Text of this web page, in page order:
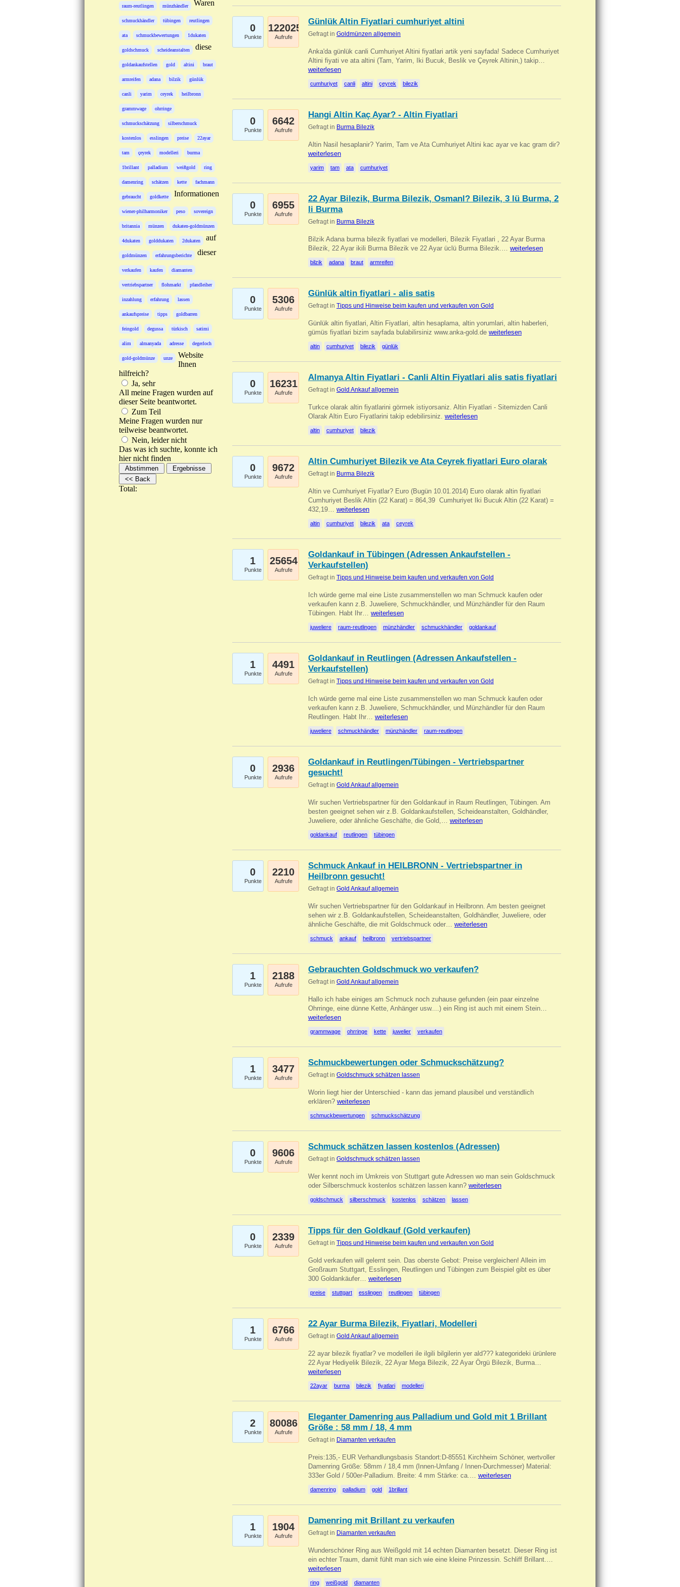
raum-reutlingen münzhändler
schmuckhändler tübingen reutlingen
ata schmuckbewertungen 1dukaten
goldschmuck scheideanstalten
goldankaufstellen gold altini braut
armreifen adana bilzik günlük
canli yarim ceyrek heilbronn
grammwage ohrringe
schmuckschätzung silberschmuck
kostenlos esslingen preise 22ayar
tam çeyrek modelleri burma
1brillant palladium weißgold ring
damenring schätzen kette fachmann
gebraucht goldkette
wiener-philharmoniker peso sovereign
britannia münzen dukaten-goldmünzen
4dukaten golddukaten 2dukaten
goldmünzen erfahrungsberichte
verkaufen kaufen diamanten
vertriebspartner flohmarkt pfandleiher
inzahlung erfahrung lassen
ankaufspreise tipps goldbarren
feingold degussa türkisch satimi
alim almanyada adresse degerloch
gold-goldmünze unze
Waren
diese
Informationen
auf
dieser
Website
Ihnen
hilfreich?
Ja, sehr
All meine Fragen wurden auf
dieser Seite beantwortet.
Zum Teil
Meine Fragen wurden nur
teilweise beantwortet.
Nein, leider nicht
Das was ich suchte, konnte ich
hier nicht finden
Total:
0
Punkte
122025
Aufrufe
Günlük Altin Fiyatlari cumhuriyet altini
Gefragt in Goldmünzen allgemein
Anka'da günlük canli Cumhuriyet Altini fiyatlari artik yeni sayfada! Sadece Cumhuriyet
Altini fiyati ve ata altini (Tam, Yarim, Iki Bucuk, Beslik ve Çeyrek Altinin,) takip…
weiterlesen
cumhuriyet canli altini çeyrek bilezik
0
Punkte
6642
Aufrufe
Hangi Altin Kaç Ayar? - Altin Fiyatlari
Gefragt in Burma Bilezik
Altin Nasil hesaplanir? Yarim, Tam ve Ata Cumhuriyet Altini kac ayar ve kac gram dir?
weiterlesen
yarim tam ata cumhuriyet
0
Punkte
6955
Aufrufe
22 Ayar Bilezik, Burma Bilezik, Osmanl? Bilezik, 3 lü Burma, 2
li Burma
Gefragt in Burma Bilezik
Bilzik Adana burma bilezik fiyatlari ve modelleri, Bilezik Fiyatlari , 22 Ayar Burma
Bilezik, 22 Ayar ikili Burma Bilezik ve 22 Ayar üclü Burma Bilezik.… weiterlesen
bilzik adana braut armreifen
0
Punkte
5306
Aufrufe
Günlük altin fiyatlari - alis satis
Gefragt in Tipps und Hinweise beim kaufen und verkaufen von Gold
Günlük altin fiyatlari, Altin Fiyatlari, altin hesaplama, altin yorumlari, altin haberleri,
gümüs fiyatlari bizim sayfada bulabilirsiniz www.anka-gold.de weiterlesen
altin cumhuriyet bilezik günlük
0
Punkte
16231
Aufrufe
Almanya Altin Fiyatlari - Canli Altin Fiyatlari alis satis fiyatlari
Gefragt in Gold Ankauf allgemein
Turkce olarak altin fiyatlarini görmek istiyorsaniz. Altin Fiyatlari - Sitemizden Canli
Olarak Altin Euro Fiyatlarini takip edebilirsiniz. weiterlesen
altin cumhuriyet bilezik
0
Punkte
9672
Aufrufe
Altin Cumhuriyet Bilezik ve Ata Ceyrek fiyatlari Euro olarak
Gefragt in Burma Bilezik
Altin ve Cumhuriyet Fiyatlar? Euro (Bugün 10.01.2014) Euro olarak altin fiyatlari
Cumhuriyet Beslik Altin (22 Karat) = 864,39  Cumhuriyet Iki Bucuk Altin (22 Karat) =
432,19… weiterlesen
altin cumhuriyet bilezik ata ceyrek
1
Punkte
25654
Aufrufe
Goldankauf in Tübingen (Adressen Ankaufstellen -
Verkaufstellen)
Gefragt in Tipps und Hinweise beim kaufen und verkaufen von Gold
Ich würde gerne mal eine Liste zusammenstellen wo man Schmuck kaufen oder
verkaufen kann z.B. Juweliere, Schmuckhändler, und Münzhändler für den Raum
Tübingen. Habt Ihr… weiterlesen
juweliere raum-reutlingen münzhändler schmuckhändler goldankauf
1
Punkte
4491
Aufrufe
Goldankauf in Reutlingen (Adressen Ankaufstellen -
Verkaufstellen)
Gefragt in Tipps und Hinweise beim kaufen und verkaufen von Gold
Ich würde gerne mal eine Liste zusammenstellen wo man Schmuck kaufen oder
verkaufen kann z.B. Juweliere, Schmuckhändler, und Münzhändler für den Raum
Reutlingen. Habt Ihr… weiterlesen
juweliere schmuckhändler münzhändler raum-reutlingen
0
Punkte
2936
Aufrufe
Goldankauf in Reutlingen/Tübingen - Vertriebspartner
gesucht!
Gefragt in Gold Ankauf allgemein
Wir suchen Vertriebspartner für den Goldankauf in Raum Reutlingen, Tübingen. Am
besten geeignet sehen wir z.B. Goldankaufstellen, Scheideanstalten, Goldhändler,
Juweliere, oder ähnliche Geschäfte, die Gold,… weiterlesen
goldankauf reutlingen tübingen
0
Punkte
2210
Aufrufe
Schmuck Ankauf in HEILBRONN - Vertriebspartner in
Heilbronn gesucht!
Gefragt in Gold Ankauf allgemein
Wir suchen Vertriebspartner für den Goldankauf in Heilbronn. Am besten geeignet
sehen wir z.B. Goldankaufstellen, Scheideanstalten, Goldhändler, Juweliere, oder
ähnliche Geschäfte, die mit Goldschmuck oder… weiterlesen
schmuck ankauf heilbronn vertriebspartner
1
Punkte
2188
Aufrufe
Gebrauchten Goldschmuck wo verkaufen?
Gefragt in Gold Ankauf allgemein
Hallo ich habe einiges am Schmuck noch zuhause gefunden (ein paar einzelne
Ohrringe, eine dünne Kette, Anhänger usw....) ein Ring ist auch mit einem Stein…
weiterlesen
grammwage ohrringe kette juwelier verkaufen
1
Punkte
3477
Aufrufe
Schmuckbewertungen oder Schmuckschätzung?
Gefragt in Goldschmuck schätzen lassen
Worin liegt hier der Unterschied - kann das jemand plausibel und verständlich
erklären? weiterlesen
schmuckbewertungen schmuckschätzung
0
Punkte
9606
Aufrufe
Schmuck schätzen lassen kostenlos (Adressen)
Gefragt in Goldschmuck schätzen lassen
Wer kennt noch im Umkreis von Stuttgart gute Adressen wo man sein Goldschmuck
oder Silberschmuck kostenlos schätzen lassen kann? weiterlesen
goldschmuck silberschmuck kostenlos schätzen lassen
0
Punkte
2339
Aufrufe
Tipps für den Goldkauf (Gold verkaufen)
Gefragt in Tipps und Hinweise beim kaufen und verkaufen von Gold
Gold verkaufen will gelernt sein. Das oberste Gebot: Preise vergleichen! Allein im
Großraum Stuttgart, Esslingen, Reutlingen und Tübingen zum Beispiel gibt es über
300 Goldankäufer… weiterlesen
preise stuttgart esslingen reutlingen tübingen
1
Punkte
6766
Aufrufe
22 Ayar Burma Bilezik, Fiyatlari, Modelleri
Gefragt in Gold Ankauf allgemein
22 ayar bilezik fiyatlar? ve modelleri ile ilgili bilgilerin yer ald??? kategorideki ürünlere
22 Ayar Hediyelik Bilezik, 22 Ayar Mega Bilezik, 22 Ayar Örgü Bilezik, Burma…
weiterlesen
22ayar burma bilezik fiyatlari modelleri
2
Punkte
80086
Aufrufe
Eleganter Damenring aus Palladium und Gold mit 1 Brillant
Größe : 58 mm / 18, 4 mm
Gefragt in Diamanten verkaufen
Preis:135,- EUR Verhandlungsbasis Standort:D-85551 Kirchheim Schöner, wertvoller
Damenring Größe: 58mm / 18,4 mm (Innen-Umfang / Innen-Durchmesser) Material:
333er Gold / 500er-Palladium. Breite: 4 mm Stärke: ca.… weiterlesen
damenring palladium gold 1brillant
1
Punkte
1904
Aufrufe
Damenring mit Brillant zu verkaufen
Gefragt in Diamanten verkaufen
Wunderschöner Ring aus Weißgold mit 14 echten Diamanten besetzt. Dieser Ring ist
ein echter Traum, damit fühlt man sich wie eine kleine Prinzessin. Schliff Brillant.…
weiterlesen
ring weißgold diamanten